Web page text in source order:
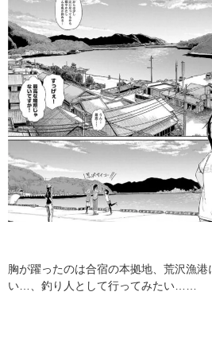
胸が躍ったのは合宿の本拠地、荒沢漁
い…、釣り人として行ってみたい……